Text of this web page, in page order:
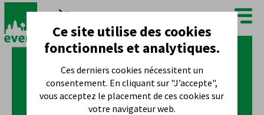
Ce site utilise des cookies
fonctionnels et analytiques.
Ces derniers cookies nécessitent un
consentement. En cliquant sur "J’accepte",
vous acceptez le placement de ces cookies sur
votre navigateur web.